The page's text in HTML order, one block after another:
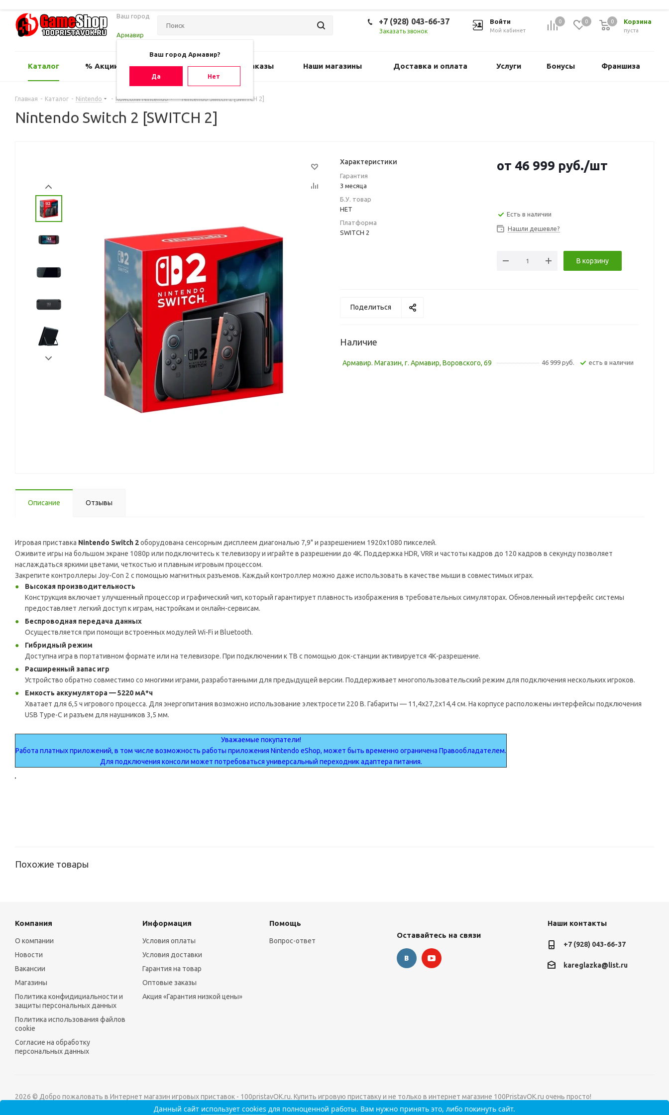
Ваш город
Армавир
Ваш город Армавир?
Да Нет
0 0 Корзина
пуста
0
Войти
Мой кабинет
+7 (928) 043-66-37
Заказать звонок
Каталог % Акции Оценить игру Предзаказы Наши магазины Доставка и оплата Услуги Бонусы Франшиза
Главная - Каталог - Nintendo - Консоли Nintendo - Nintendo Switch 2 [SWITCH 2]
Nintendo Switch 2 [SWITCH 2]
Характеристики
Гарантия
3 месяца
Б.У. товар
НЕТ
Платформа
SWITCH 2
от 46 999 руб./шт
Есть в наличии
Нашли дешевле?
В корзину
Поделиться
Наличие
Армавир. Магазин, г. Армавир, Воровского, 69 46 999 руб. Есть в наличии
Описание Отзывы
Игровая приставка Nintendo Switch 2оборудована сенсорным дисплеем диагональю 7,9" и разрешением 1920х1080 пикселей.
Оживите игры на большом экране 1080p или подключитесь к телевизору и играйте в разрешении до 4K. Поддержка HDR, VRR и частоты кадров до 120 кадров в секунду позволяет
наслаждаться яркими цветами, четкостью и плавным игровым процессом.
Закрепите контроллеры Joy-Con 2 с помощью магнитных разъемов. Каждый контроллер можно даже использовать в качестве мыши в совместимых играх.
Высокая производительность
Конструкция включает улучшенный процессор и графический чип, который гарантирует плавность изображения в требовательных симуляторах. Обновленный интерфейс системы
предоставляет легкий доступ к играм, настройкам и онлайн-сервисам.
Беспроводная передача данных
Осуществляется при помощи встроенных модулей Wi-Fi и Bluetooth.
Гибридный режим
Доступна игра в портативном формате или на телевизоре. При подключении к ТВ с помощью док-станции активируется 4К-разрешение.
Расширенный запас игр
Устройство обратно совместимо со многими играми, разработанными для предыдущей версии. Поддерживает многопользовательский режим для подключения нескольких игроков.
Емкость аккумулятора — 5220 мА*ч
Хватает для 6,5 ч игрового процесса. Для энергопитания возможно использование электросети 220 В. Габариты — 11,4х27,2х14,4 см. На корпусе расположены интерфейсы подключения
USB Type-С и разъем для наушников 3,5 мм.
Уважаемые покупатели!
Работа платных приложений, в том числе возможность работы приложения Nintendo eShop, может быть временно ограничена Правообладателем.
Для подключения консоли может потребоваться универсальный переходник адаптера питания.
Похожие товары
Компания
О компании
Новости
Вакансии
Магазины
Политика конфидициальности и
защиты персональных данных
Политика использования файлов
cookie
Согласие на обработку
персональных данных
Информация
Условия оплаты
Условия доставки
Гарантия на товар
Оптовые заказы
Акция «Гарантия низкой цены»
Помощь
Вопрос-ответ
Оставайтесь на связи
Наши контакты
+7 (928) 043-66-37
kareglazka@list.ru
2026 © Добро пожаловать в Интернет магазин игровых приставок - 100pristavOK.ru. Купить игровую приставку и не только в интернет магазине 100PristavOK.ru очень просто!
Данный сайт использует cookies для полноценной работы. Вам нужно принять это, либо покинуть сайт.